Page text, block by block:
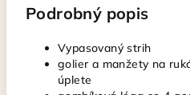
Podrobný popis
Vypasovaný strih
golier a manžety na
úplete